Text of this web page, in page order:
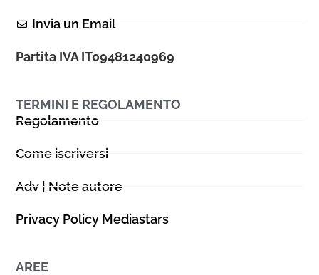
Invia un Email
Partita IVA IT09481240969
TERMINI E REGOLAMENTO
Regolamento
Come iscriversi
Adv | Note autore
Privacy Policy Mediastars
AREE